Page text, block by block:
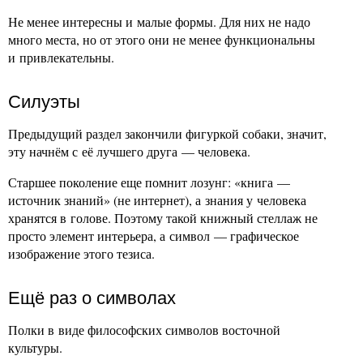
Не менее интересны и малые формы. Для них не надо
много места, но от этого они не менее функциональны
и привлекательны.
Силуэты
Предыдущий раздел закончили фигуркой собаки, значит,
эту начнём с её лучшего друга — человека.
Старшее поколение еще помнит лозунг: «книга —
источник знаний» (не интернет), а знания у человека
хранятся в голове. Поэтому такой книжный стеллаж не
просто элемент интерьера, а символ — графическое
изображение этого тезиса.
Ещё раз о символах
Полки в виде философских символов восточной
культуры.